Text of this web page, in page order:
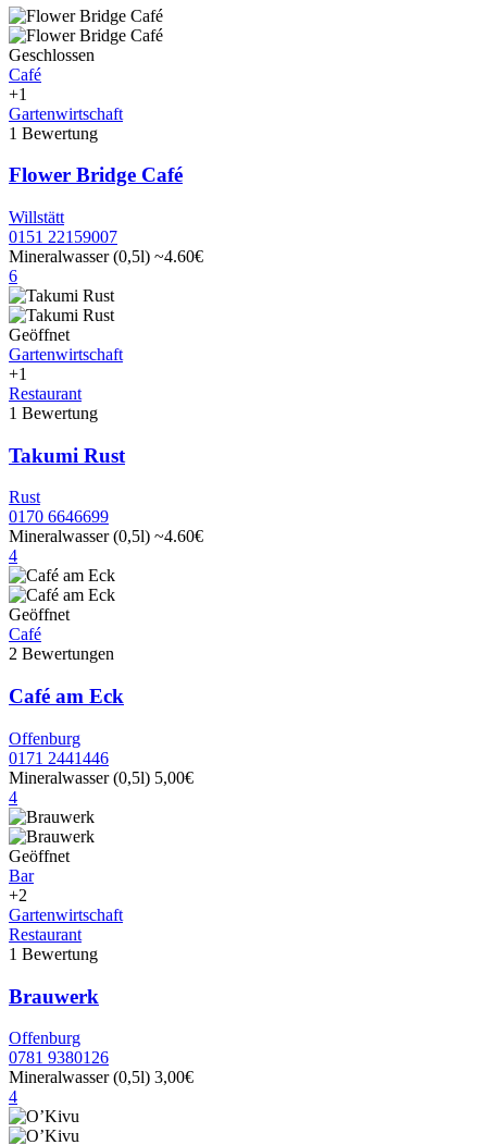
Geschlossen
Café
+1
Gartenwirtschaft
1 Bewertung
Flower Bridge Café
Willstätt
0151 22159007
Mineralwasser (0,5l) ~4.60€
6
Geöffnet
Gartenwirtschaft
+1
Restaurant
1 Bewertung
Takumi Rust
Rust
0170 6646699
Mineralwasser (0,5l) ~4.60€
4
Geöffnet
Café
2 Bewertungen
Café am Eck
Offenburg
0171 2441446
Mineralwasser (0,5l) 5,00€
4
Geöffnet
Bar
+2
Gartenwirtschaft
Restaurant
1 Bewertung
Brauwerk
Offenburg
0781 9380126
Mineralwasser (0,5l) 3,00€
4